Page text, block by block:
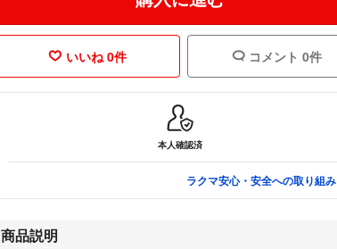
いいね 0件 コメント 0件
本人確認済
ラクマ安心・安全への取り組み
商品説明